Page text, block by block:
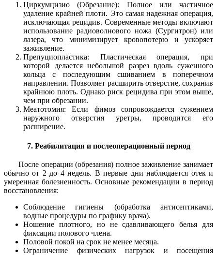
Циркумцизио (Обрезание): Полное или частичное
удаление крайней плоти. Это самая надежная операция,
исключающая рецидив. Современные методы включают
использование радиоволнового ножа (Сургитрон) или
лазера, что минимизирует кровопотерю и ускоряет
заживление.
Препуциопластика: Пластическая операция, при
которой делается небольшой разрез вдоль суженного
кольца с последующим сшиванием в поперечном
направлении. Позволяет расширить отверстие, сохранив
крайнюю плоть. Однако риск рецидива при этом выше,
чем при обрезании.
Меатотомия: Если фимоз сопровождается сужением
наружного отверстия уретры, проводится его
расширение.
7. Реабилитация и послеоперационный период
После операции (обрезания) полное заживление занимает
обычно от 2 до 4 недель. В первые дни наблюдается отек и
умеренная болезненность. Основные рекомендации в период
восстановления:
Соблюдение гигиены (обработка антисептиками,
водные процедуры по графику врача).
Ношение плотного, но не сдавливающего белья для
фиксации полового члена.
Половой покой на срок не менее месяца.
Ограничение физических нагрузок и посещения